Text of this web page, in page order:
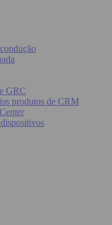
GRC
produtos de CRM